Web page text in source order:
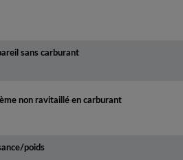
sans carburant
non ravitaillé en carburant
poids